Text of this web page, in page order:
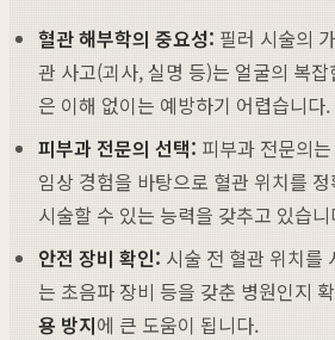
혈관 해부학의 중요성: 필러 시술의
관 사고(괴사, 실명 등)는 얼굴의 복
은 이해 없이는 예방하기 어렵습니다.
피부과 전문의 선택: 피부과 전문의
임상 경험을 바탕으로 혈관 위치를
시술할 수 있는 능력을 갖추고 있습
안전 장비 확인: 시술 전 혈관 위치를
는 초음파 장비 등을 갖춘 병원인지
용 방지에 큰 도움이 됩니다.